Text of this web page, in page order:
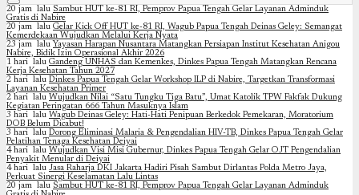
20 jam lalu Sambut HUT ke-81 RI, Pemprov Papua Tengah Gelar Layanan Adminduk
Gratis di Nabire
20 jam lalu Gelar Kick Off HUT ke-81 RI, Wagub Papua Tengah Deinas Geley: Semangat
Kemerdekaan Wujudkan Melalui Kerja Nyata
23 jam lalu Yayasan Harapan Nusantara Matangkan Persiapan Institut Kesehatan Anigou
Nabire, Bidik Izin Operasional Akhir 2026
1 hari lalu Gandeng UNHAS dan Kemenkes, Dinkes Papua Tengah Matangkan Rencana
Kerja Kesehatan Tahun 2027
2 hari lalu Dinkes Papua Tengah Gelar Workshop ILP di Nabire, Targetkan Transformasi
Layanan Kesehatan Primer
2 hari lalu Wujudkan Nilai “Satu Tungku Tiga Batu”, Umat Katolik TPW Fakfak Dukung
Kegiatan Peringatan 666 Tahun Masuknya Islam
3 hari lalu Wagub Deinas Geley: Hati-Hati Penipuan Berkedok Pemekaran, Moratorium
DOB Belum Dicabut!
3 hari lalu Dorong Eliminasi Malaria & Pengendalian HIV-TB, Dinkes Papua Tengah Gelar
Pelatihan Tenaga Kesehatan Deiyai
4 hari lalu Wujudkan Visi Misi Gubernur, Dinkes Papua Tengah Gelar OJT Pengendalian
Penyakit Menular di Deiyai
4 hari lalu Jasa Raharja DKI Jakarta Hadiri Pisah Sambut Dirlantas Polda Metro Jaya,
Perkuat Sinergi Keselamatan Lalu Lintas
20 jam lalu Sambut HUT ke-81 RI, Pemprov Papua Tengah Gelar Layanan Adminduk